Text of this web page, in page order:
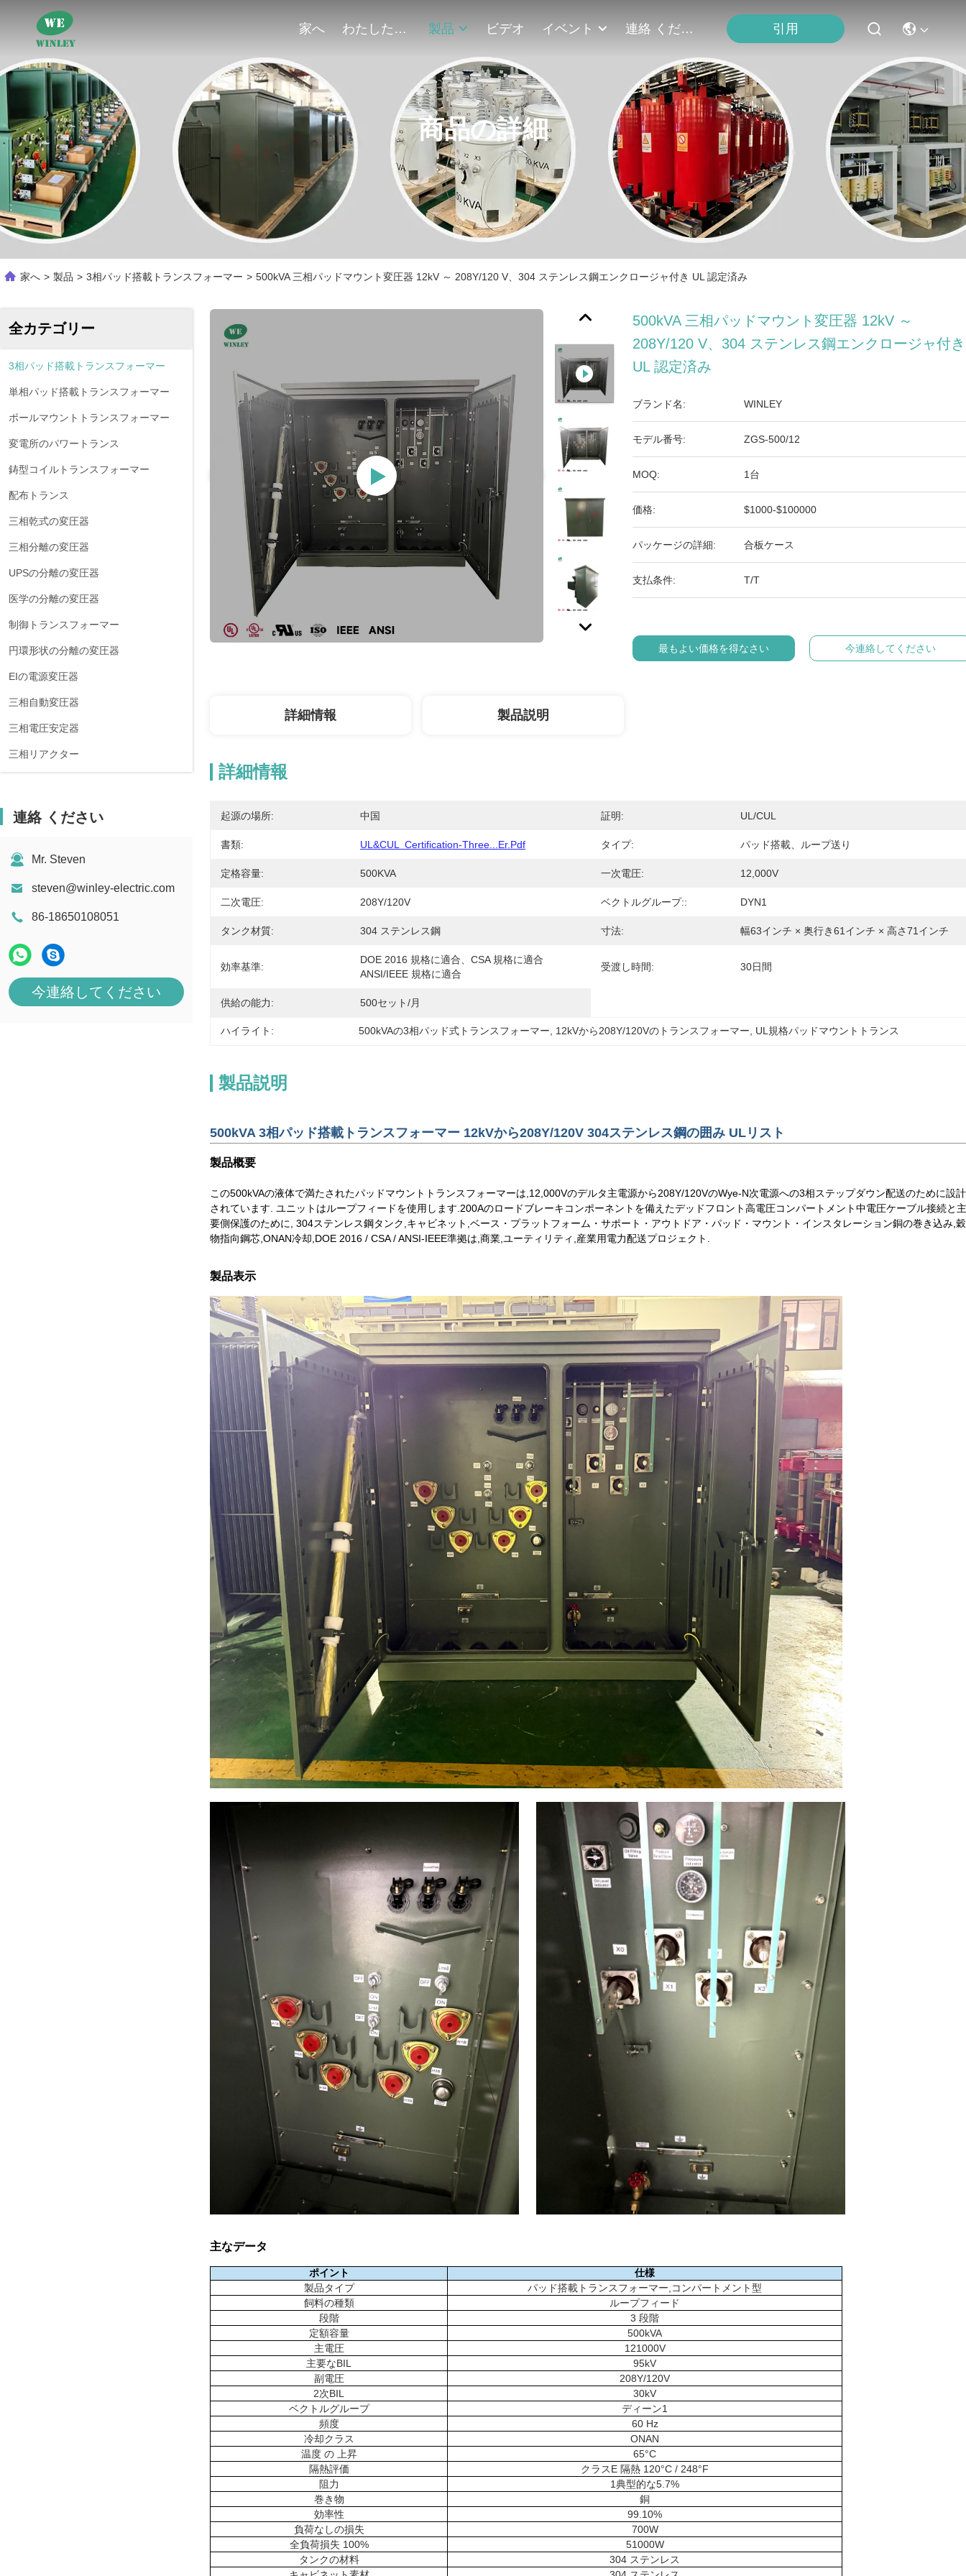
家へ わたしたち に つい て 製品 ビデオ イベント 連絡 ください 引用
商品の詳細
家へ > 製品 > 3相パッド搭載トランスフォーマー > 500kVA 三相パッドマウント変圧器 12kV ～ 208Y/120 V、304 ステンレス鋼エンクロージャ付き UL 認定済み
全カテゴリー
3相パッド搭載トランスフォーマー
単相パッド搭載トランスフォーマー
ポールマウントトランスフォーマー
変電所のパワートランス
鋳型コイルトランスフォーマー
配布トランス
三相乾式の変圧器
三相分離の変圧器
UPSの分離の変圧器
医学の分離の変圧器
制御トランスフォーマー
円環形状の分離の変圧器
EIの電源変圧器
三相自動変圧器
三相電圧安定器
三相リアクター
連絡 ください
Mr. Steven
steven@winley-electric.com
86-18650108051
今連絡してください
500kVA 三相パッドマウント変圧器 12kV ～
208Y/120 V、304 ステンレス鋼エンクロージャ付き
UL 認定済み
ブランド名: WINLEY
モデル番号: ZGS-500/12
MOQ: 1台
価格: $1000-$100000
パッケージの詳細: 合板ケース
支払条件: T/T
最もよい価格を得なさい 今連絡してください
詳細情報 製品説明
詳細情報
起源の場所: 中国 証明: UL/cUL
書類: UL&cUL  Certification-Three...er.pdf タイプ: パッド搭載、ループ送り
定格容量: 500KVA 一次電圧: 12,000V
二次電圧: 208Y/120V ベクトルグループ:: DYN1
タンク材質: 304 ステンレス鋼 寸法: 幅63インチ × 奥行き61インチ × 高さ71インチ
効率基準:
DOE 2016 規格に適合、CSA 規格に適合
ANSI/IEEE 規格に適合
受渡し時間: 30日間
供給の能力: 500セット/月
ハイライト: 500kVAの3相パッド式トランスフォーマー 12kVから208Y/120Vのトランスフォーマー UL規格パッドマウントトランス
製品説明
500kVA 3相パッド搭載トランスフォーマー 12kVから208Y/120V 304ステンレス鋼の囲み ULリスト
製品概要
この500kVAの液体で満たされたパッドマウントトランスフォーマーは,12,000Vのデルタ主電源から208Y/120VのWye-N次電源への3相ステップダウン配送のために設計
されています. ユニットはループフィードを使用します.200Aのロードブレーキコンポーネントを備えたデッドフロント高電圧コンパートメント中電圧ケーブル接続と主
要側保護のために, 304ステンレス鋼タンク,キャビネット,ベース・プラットフォーム・サポート・アウトドア・パッド・マウント・インスタレーション銅の巻き込み,穀
物指向鋼芯,ONAN冷却,DOE 2016 / CSA / ANSI-IEEE準拠は,商業,ユーティリティ,産業用電力配送プロジェクト.
製品表示
主なデータ
ポイント
仕様
製品タイプ
パッド搭載トランスフォーマー,コンパートメント型
飼料の種類
ループフィード
段階
3 段階
定額容量
500kVA
主電圧
121000V
主要なBIL
95kV
副電圧
208Y/120V
2次BIL
30kV
ベクトルグループ
ディーン1
頻度
60 Hz
冷却クラス
ONAN
温度 の 上昇
65°C
隔熱評価
クラスE 隔熱 120°C / 248°F
阻力
1典型的な5.7%
巻き物
銅
効率性
99.10%
負荷なしの損失
700W
全負荷損失 100%
51000W
タンクの材料
304 ステンレス